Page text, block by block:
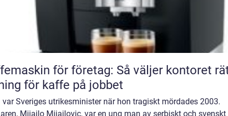
för företag: Så väljer kontoret
för kaffe på jobbet
var Sveriges utrikesminister när hon tragiskt mördades 2003.
Mijailo Mijailovic, var en ung man av serbiskt och svenskt